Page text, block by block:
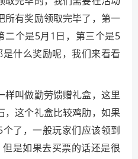
所有奖励领取完毕了，第一
二个是5月1日，第三个是5
什么奖励呢，我们来看看
样叫做勤劳馈赠礼盒，这里
，这个礼盒比较鸡肋，如果
了，一般玩家们应该领到
是如果去买票的话还是很